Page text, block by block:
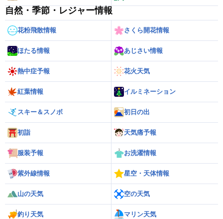
自然・季節・レジャー情報
花粉飛散情報 さくら開花情報
ほたる情報 あじさい情報
熱中症予報 花火天気
紅葉情報 イルミネーション
スキー＆スノボ 初日の出
初詣 天気痛予報
服装予報 お洗濯情報
紫外線情報 星空・天体情報
山の天気 空の天気
釣り天気 マリン天気